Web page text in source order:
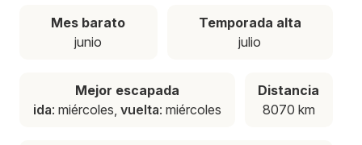
Mes barato
junio
Temporada alta
julio
Mejor escapada
ida: miércoles, vuelta: miércoles
Distancia
8070 km